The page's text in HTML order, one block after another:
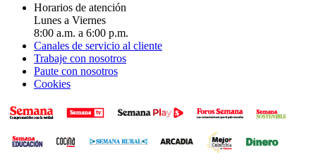
Horarios de atención
Lunes a Viernes
8:00 a.m. a 6:00 p.m.
Canales de servicio al cliente
Trabaje con nosotros
Paute con nosotros
Cookies